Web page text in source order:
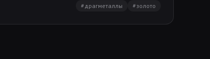
#драгметаллы #золото